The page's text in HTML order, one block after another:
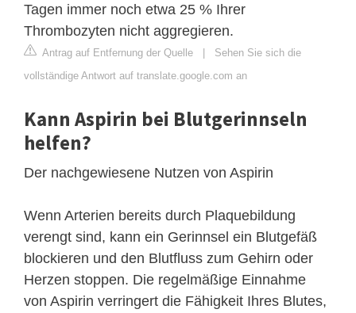
Tagen immer noch etwa 25 % Ihrer
Thrombozyten nicht aggregieren.
Antrag auf Entfernung der Quelle | Sehen Sie sich die
vollständige Antwort auf translate.google.com an
Kann Aspirin bei Blutgerinnseln
helfen?
Der nachgewiesene Nutzen von Aspirin
Wenn Arterien bereits durch Plaquebildung
verengt sind, kann ein Gerinnsel ein Blutgefäß
blockieren und den Blutfluss zum Gehirn oder
Herzen stoppen. Die regelmäßige Einnahme
von Aspirin verringert die Fähigkeit Ihres Blutes,